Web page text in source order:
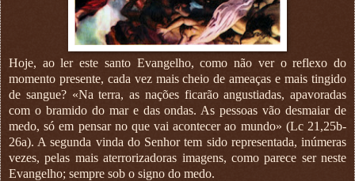
Hoje, ao ler este santo Evangelho, como não ver o reflexo do
momento presente, cada vez mais cheio de ameaças e mais tingido
de sangue? «Na terra, as nações ficarão angustiadas, apavoradas
com o bramido do mar e das ondas. As pessoas vão desmaiar de
medo, só em pensar no que vai acontecer ao mundo» (Lc 21,25b-
26a). A segunda vinda do Senhor tem sido representada, inúmeras
vezes, pelas mais aterrorizadoras imagens, como parece ser neste
Evangelho; sempre sob o signo do medo.